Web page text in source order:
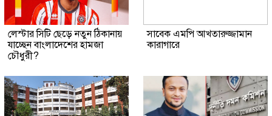
লেস্টার সিটি ছেড়ে নতুন ঠিকানায়
যাচ্ছেন বাংলাদেশের হামজা
চৌধুরী?
সাবেক এমপি আখতারুজ্জামান
কারাগারে